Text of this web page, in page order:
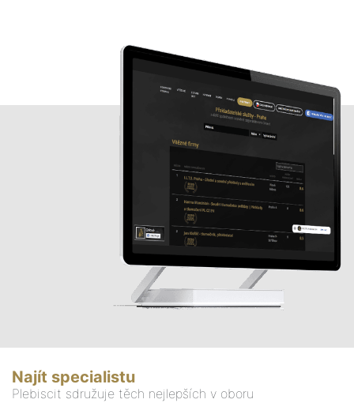
Najít specialistu
Plebiscit sdružuje těch nejlepších v oboru